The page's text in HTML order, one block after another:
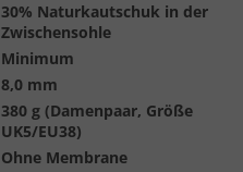
30% Naturkautschuk in der
Zwischensohle
Minimum
8,0 mm
380 g (Damenpaar, Größe
UK5/EU38)
Ohne Membrane